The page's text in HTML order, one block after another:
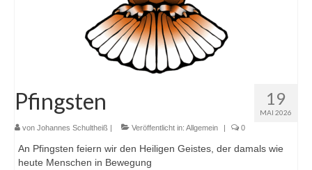
19
MAI 2026
Pfingsten
von Johannes Schultheiß Veröffentlicht in: Allgemein 0
An Pfingsten feiern wir den Heiligen Geistes, der damals wie
heute Menschen in Bewegung